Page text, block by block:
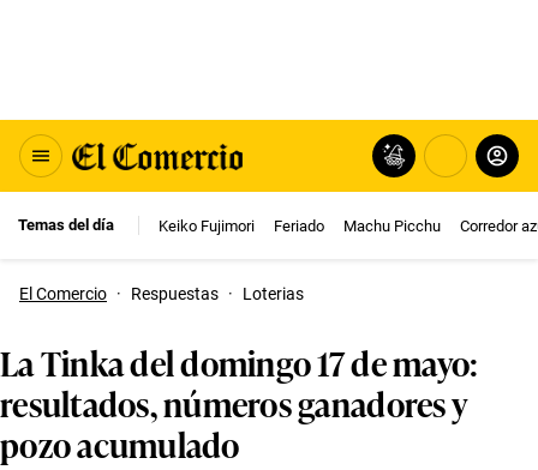
Temas del día Keiko Fujimori Feriado Machu Picchu Corredor
El Comercio · Respuestas · Loterias
La Tinka del domingo 17 de mayo:
resultados, números ganadores y
pozo acumulado